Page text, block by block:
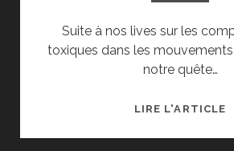
Suite à nos lives sur les
toxiques dans les
notre quête…
LIRE L'ARTICLELE